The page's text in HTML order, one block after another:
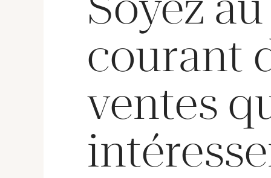
courant
ventes